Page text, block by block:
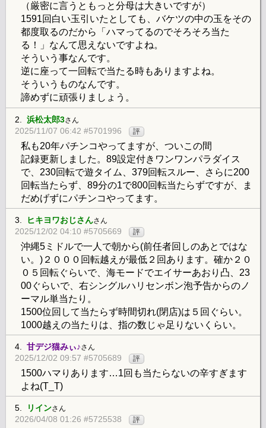
（厳密に言うともっと分母は大きいですが）
1591回白い玉引いたとしても、バケツの中の玉をその
都度取るのだから「ハマってるのでそろそろ当た
る！」なんて思えないですよね。
そういう事なんです。
逆に座って一回転で当たる時もありますよね。
そういうものなんです。
諦めずに頑張りましょう。
2. 浜松太郎3さん
2025/11/07 06:42 #5701996 評
私も20年パチンコやってますが、ついこの間
記録更新しました。89設定付きワンワンパラダイス
で、230回転で遊タイム、379回転スルー、さらに200
回転当たらず、89分の1で800回転当たらずですが、ま
だめげずにパチンコやってます。
3. ヒキヨワおじさんさん
2025/12/02 04:10 #5705669 評
沖縄5ミドルで一人で朝から(前任者回しのあとではな
い。)２０００回転越えが最低２回あります。確か２０
０５回転ぐらいで、海モードでエイサーあおり凸、23
00ぐらいで、右シングルハリセンボン泡予告からのノ
ーマル単当たり。
1500位回して当たらず時間切れ(閉店)は５回ぐらい。
1000越えの当たりは、指の数じゃ足りないくらい。
4. 甘デジ猫みぃ♪さん
2025/12/02 09:57 #5705689 評
1500ハマりあります…1回も当たらないの辛すぎます
よね(T_T)
5. リインさん
2026/04/08 01:26 #5725538 評